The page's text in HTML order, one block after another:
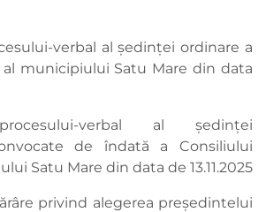
verbal al ședinței ordinare a
al municipiului Satu Mare din data
verbal al ședinței
de îndată a Consiliului
Satu Mare din data de 13.11.2025
privind alegerea președintelui